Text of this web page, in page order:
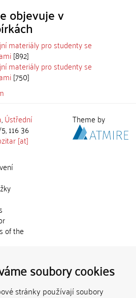
soubory cookies
stránky používají soubory
objevuje v
materiály pro studenty se
[892]
materiály pro studenty se
[750]
,Ústřední
116 36
[at]
of the
k
jinou
Theme by